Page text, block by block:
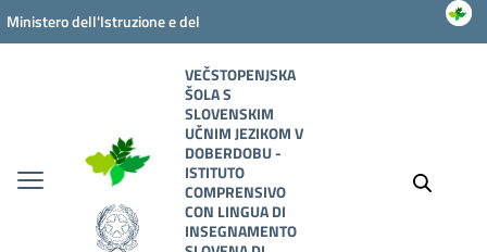
Vai ai contenuti
Vai al menu di navigazione
Vai al footer
Ministero dell'Istruzione e del
VEČSTOPENJSKA
ŠOLA S
SLOVENSKIM
UČNIM JEZIKOM V
DOBERDOBU -
ISTITUTO
COMPRENSIVO
CON LINGUA DI
INSEGNAMENTO